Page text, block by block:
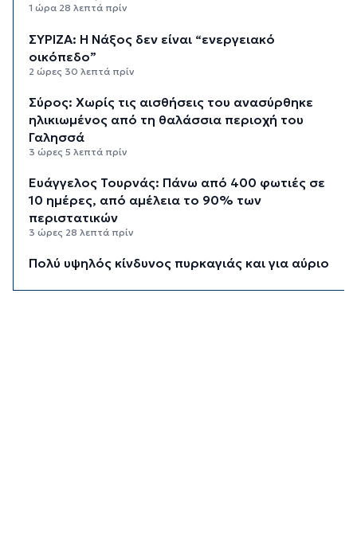
1 ώρα 28 λεπτά πρίν
ΣΥΡΙΖΑ: Η Νάξος δεν είναι “ενεργειακό
οικόπεδο”
2 ώρες 30 λεπτά πρίν
Σύρος: Χωρίς τις αισθήσεις του ανασύρθηκε
ηλικιωμένος από τη θαλάσσια περιοχή του
Γαλησσά
3 ώρες 5 λεπτά πρίν
Ευάγγελος Τουρνάς: Πάνω από 400 φωτιές σε
10 ημέρες, από αμέλεια το 90% των
περιστατικών
3 ώρες 28 λεπτά πρίν
Πολύ υψηλός κίνδυνος πυρκαγιάς και για αύριο